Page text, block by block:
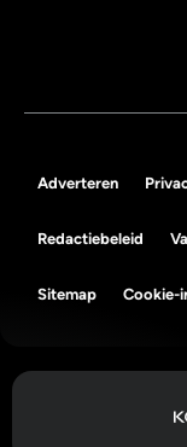
Adverteren
Redactiebeleid
Sitemap Cookie-